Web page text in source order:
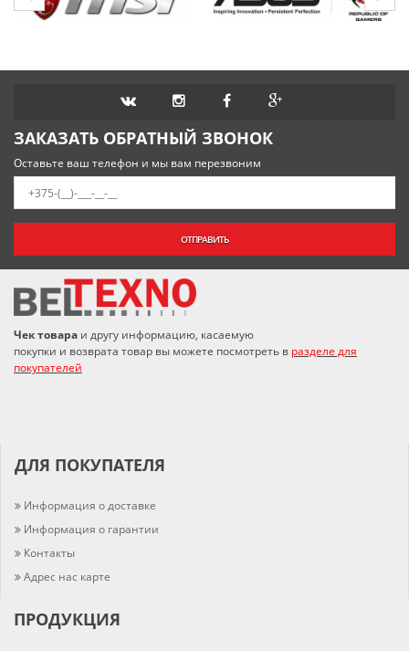
ЗАКАЗАТЬ ОБРАТНЫЙ ЗВОНОК
Оставьте ваш телефон и мы вам перезвоним
ОТПРАВИТЬ
Чек товара и другу информацию, касаемую
покупки и возврата товар вы можете посмотреть в разделе для
покупателей
ДЛЯ ПОКУПАТЕЛЯ
Информация о доставке
Информация о гарантии
Контакты
Адрес нас карте
ПРОДУКЦИЯ